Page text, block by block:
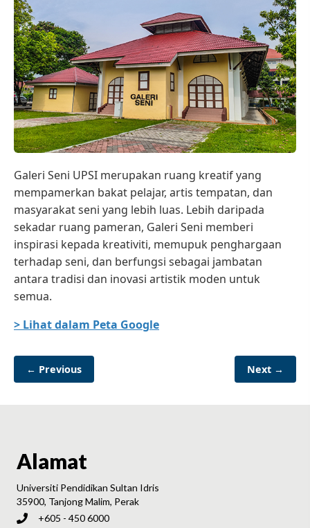
Galeri Seni UPSI merupakan ruang kreatif yang
mempamerkan bakat pelajar, artis tempatan, dan
masyarakat seni yang lebih luas. Lebih daripada
sekadar ruang pameran, Galeri Seni memberi
inspirasi kepada kreativiti, memupuk penghargaan
terhadap seni, dan berfungsi sebagai jambatan
antara tradisi dan inovasi artistik moden untuk
semua.
> Lihat dalam Peta Google
← Previous Next →
Alamat
Universiti Pendidikan Sultan Idris
35900, Tanjong Malim, Perak
+605 - 450 6000